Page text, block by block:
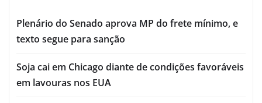
Plenário do Senado aprova MP do frete mínimo, e
texto segue para sanção
Soja cai em Chicago diante de condições favoráveis
em lavouras nos EUA